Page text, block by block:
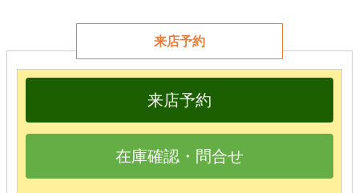
来店予約
来店予約
在庫確認・問合せ